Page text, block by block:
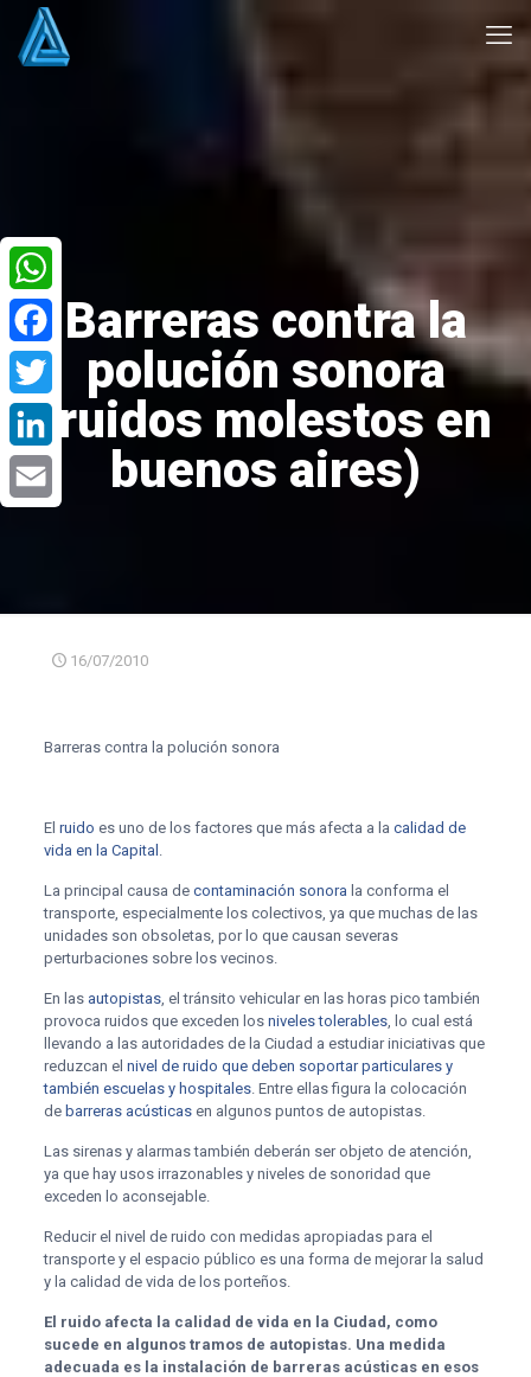
Barreras contra la
polución sonora
(ruidos molestos en
buenos aires)
16/07/2010
Barreras contra la polución sonora
El ruido es uno de los factores que más afecta a la calidad de
vida en la Capital .
La principal causa de contaminación sonora la conforma el
transporte, especialmente los colectivos, ya que muchas de las
unidades son obsoletas, por lo que causan severas
perturbaciones sobre los vecinos.
En las autopistas, el tránsito vehicular en las horas pico también
provoca ruidos que exceden los niveles tolerables, lo cual está
llevando a las autoridades de la Ciudad a estudiar iniciativas que
reduzcan el nivel de ruido que deben soportar particulares y
también escuelas y hospitales. Entre ellas figura la colocación
de barreras acústicasen algunos puntos de autopistas.
Las sirenas y alarmas también deberán ser objeto de atención,
ya que hay usos irrazonables y niveles de sonoridad que
exceden lo aconsejable.
Reducir el nivel de ruido con medidas apropiadas para el
transporte y el espacio público es una forma de mejorar la salud
y la calidad de vida de los porteños.
El ruido afecta la calidad de vida en la Ciudad, como
sucede en algunos tramos de autopistas. Una medida
adecuada es la instalación de barreras acústicas en esos
WhatsApp
Facebook
Twitter
LinkedIn